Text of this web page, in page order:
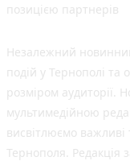
позицією партнерів
Незалежний
подій у Тернополі та
розміром аудиторії.
мультимедійною
висвітлюємо важливі
Тернополя. Редакція